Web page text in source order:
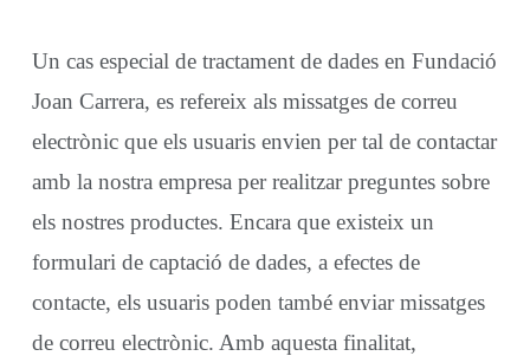
Un cas especial de tractament de dades en Fundació
Joan Carrera, es refereix als missatges de correu
electrònic que els usuaris envien per tal de contactar
amb la nostra empresa per realitzar preguntes sobre
els nostres productes. Encara que existeix un
formulari de captació de dades, a efectes de
contacte, els usuaris poden també enviar missatges
de correu electrònic. Amb aquesta finalitat,